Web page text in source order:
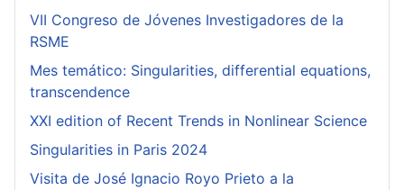
VII Congreso de Jóvenes Investigadores de la
RSME
Mes temático: Singularities, differential equations,
transcendence
XXI edition of Recent Trends in Nonlinear Science
Singularities in Paris 2024
Visita de José Ignacio Royo Prieto a la